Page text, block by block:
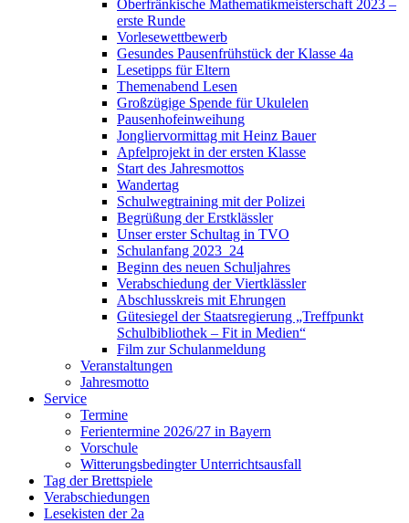
Oberfränkische Mathematikmeisterschaft 2023 –
erste Runde
Vorlesewettbewerb
Gesundes Pausenfrühstück der Klasse 4a
Lesetipps für Eltern
Themenabend Lesen
Großzügige Spende für Ukulelen
Pausenhofeinweihung
Jongliervormittag mit Heinz Bauer
Apfelprojekt in der ersten Klasse
Start des Jahresmottos
Wandertag
Schulwegtraining mit der Polizei
Begrüßung der Erstklässler
Unser erster Schultag in TVO
Schulanfang 2023_24
Beginn des neuen Schuljahres
Verabschiedung der Viertklässler
Abschlusskreis mit Ehrungen
Gütesiegel der Staatsregierung „Treffpunkt
Schulbibliothek – Fit in Medien“
Film zur Schulanmeldung
Veranstaltungen
Jahresmotto
Service
Termine
Ferientermine 2026/27 in Bayern
Vorschule
Witterungsbedingter Unterrichtsausfall
Tag der Brettspiele
Verabschiedungen
Lesekisten der 2a